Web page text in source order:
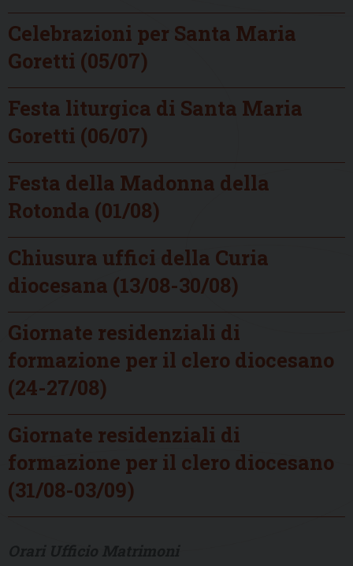
Celebrazioni per Santa Maria
Goretti (05/07)
Festa liturgica di Santa Maria
Goretti (06/07)
Festa della Madonna della
Rotonda (01/08)
Chiusura uffici della Curia
diocesana (13/08-30/08)
Giornate residenziali di
formazione per il clero diocesano
(24-27/08)
Giornate residenziali di
formazione per il clero diocesano
(31/08-03/09)